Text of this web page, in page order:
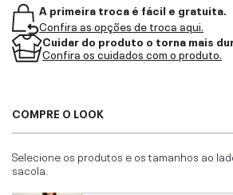
A primeira troca é fácil e gratuita.
Confira as opções de troca aqui.
Cuidar do produto o torna mais
Confira os cuidados com o produto.
COMPRE O LOOK
Selecione os produtos e os tamanhos ao
sacola.